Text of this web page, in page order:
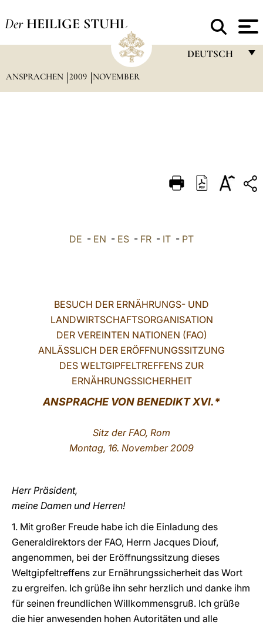
Der HEILIGE STUHL
DEUTSCH
DEUTSCH
العربيّة
ANSPRACHEN 2009 NOVEMBER
DE - EN - ES - FR - IT - PT
BESUCH DER ERNÄHRUNGS- UND
LANDWIRTSCHAFTSORGANISATION
DER VEREINTEN NATIONEN (FAO)
ANLÄSSLICH DER ERÖFFNUNGSSITZUNG
DES WELTGIPFELTREFFENS ZUR
ERNÄHRUNGSSICHERHEIT
ANSPRACHE VONBENEDIKT XVI.*
Sitz der FAO, Rom
Montag, 16. November 2009
Herr Präsident,
meine Damen und Herren!
1. Mit großer Freude habe ich die Einladung des
Generaldirektors der FAO, Herrn Jacques Diouf,
angenommen, bei der Eröffnungssitzung dieses
Weltgipfeltreffens zur Ernährungssicherheit das Wort
zu ergreifen. Ich grüße ihn sehr herzlich und danke ihm
für seinen freundlichen Willkommensgruß. Ich grüße
die hier anwesenden hohen Autoritäten und alle